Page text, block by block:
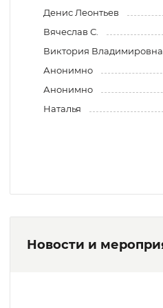
Денис Леонтьев
Вячеслав С.
Виктория Владимировна
Анонимно
Анонимно
Наталья
Новости и